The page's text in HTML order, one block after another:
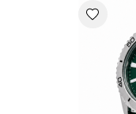
favorite